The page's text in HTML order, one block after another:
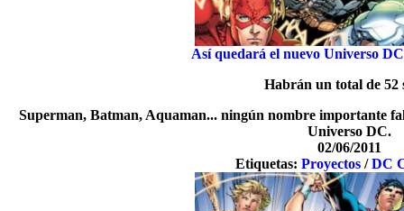
Así quedará el nuevo Universo DC
Habrán un total de 52
Superman, Batman, Aquaman... ningún nombre importante
Universo DC.
02/06/2011
Etiquetas:Proyectos /DC